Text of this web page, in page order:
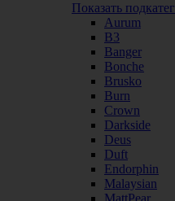
Показать
Aurum
B3
Banger
Bonche
Brusko
Burn
Crown
Darkside
Deus
Duft
Endorphin
Malaysian
MattPear